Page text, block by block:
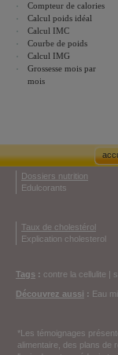
Compteur de calories
Calcul poids idéal
Calcul IMC
Courbe de poids
Calcul IMG
Grossesse mois par
mois
Dossiers nutrition
Edulcorants
Taux de cholestérol
Explication cholesterol
Tags : contre la cellulite |
Découvrez aussi : Eau
*Les témoignages
alimentaire, des plans de